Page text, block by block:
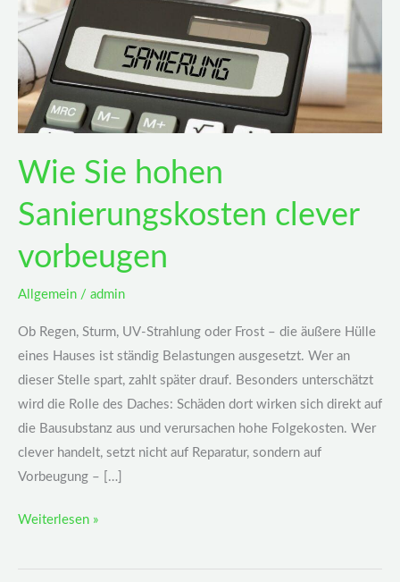
Wie Sie hohen
Sanierungskosten clever
vorbeugen
Allgemein / admin
Ob Regen, Sturm, UV-Strahlung oder Frost – die äußere Hülle
eines Hauses ist ständig Belastungen ausgesetzt. Wer an
dieser Stelle spart, zahlt später drauf. Besonders unterschätzt
wird die Rolle des Daches: Schäden dort wirken sich direkt auf
die Bausubstanz aus und verursachen hohe Folgekosten. Wer
clever handelt, setzt nicht auf Reparatur, sondern auf
Vorbeugung – […]
vorbeugen
Weiterlesen »